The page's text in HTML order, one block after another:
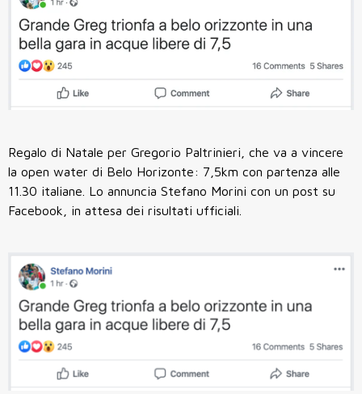
Regalo di Natale per Gregorio Paltrinieri, che va a vincere
la open water di Belo Horizonte: 7,5km con partenza alle
11.30 italiane. Lo annuncia Stefano Morini con un post su
Facebook, in attesa dei risultati ufficiali.